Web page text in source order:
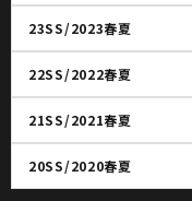
23SS/2023春夏
22SS/2022春夏
21SS/2021春夏
20SS/2020春夏